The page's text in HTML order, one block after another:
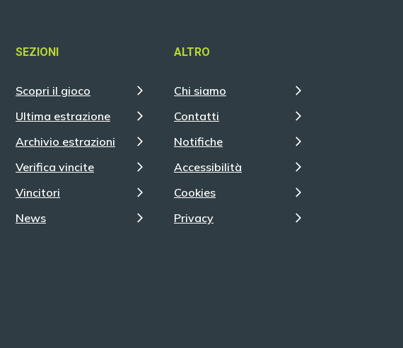
SEZIONI
Scopri il gioco
Ultima estrazione
Archivio estrazioni
Verifica vincite
Vincitori
News
ALTRO
Chi siamo
Contatti
Notifiche
Accessibilità
Cookies
Privacy